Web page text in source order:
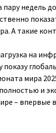
недель
А такие
на
мира
и
– впервые